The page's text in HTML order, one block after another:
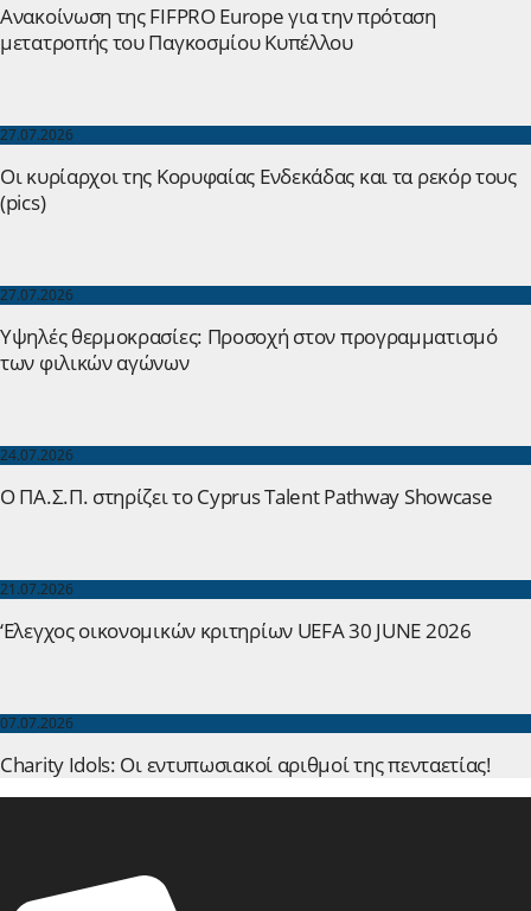
Ανακοίνωση της FIFPRO Europe για την πρόταση
μετατροπής του Παγκοσμίου Κυπέλλου
27.07.2026
Οι κυρίαρχοι της Κορυφαίας Ενδεκάδας και τα ρεκόρ τους
(pics)
27.07.2026
Yψηλές θερμοκρασίες: Προσοχή στον προγραμματισμό
των φιλικών αγώνων
24.07.2026
Ο ΠΑ.Σ.Π. στηρίζει το Cyprus Talent Pathway Showcase
21.07.2026
‘Ελεγχος οικονομικών κριτηρίων UEFA 30 JUNE 2026
07.07.2026
Charity Idols: Οι εντυπωσιακοί αριθμοί της πενταετίας!